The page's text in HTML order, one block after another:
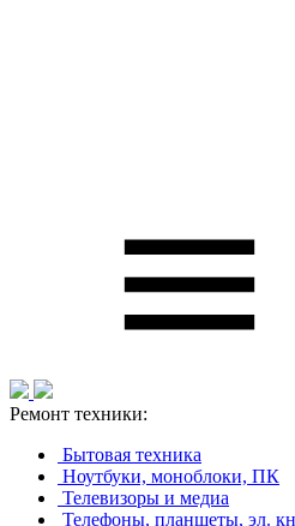
Ремонт техники:
Бытовая техника
Ноутбуки, моноблоки, ПК
Телевизоры и медиа
Телефоны, планшеты, эл.